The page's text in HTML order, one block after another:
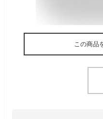
この商品